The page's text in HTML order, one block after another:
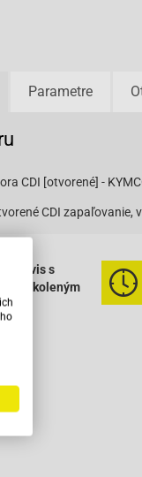
Parametre
CDI [otvorené] -
CDI
servis s
vyškoleným